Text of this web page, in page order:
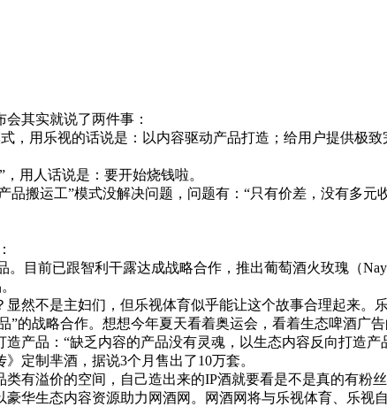
其实就说了两件事：
用乐视的话说是：以内容驱动产品打造；给用户提供极致
用人话说是：要开始烧钱啦。
搬运工”模式没解决问题，问题有：“只有价差，没有多元
前已跟智利干露达成战略合作，推出葡萄酒火玫瑰（
不是主妇们，但乐视体育似乎能让这个故事合理起来。
”的战略合作。想想今年夏天看着奥运会，看着生态啤酒广
品：“缺乏内容的产品没有灵魂，以生态内容反向打造产
定制芈酒，据说3个月售出了10万套。
溢价的空间，自己造出来的IP酒就要看是不是真的有粉丝
生态内容资源助力网酒网。网酒网将与乐视体育、乐视